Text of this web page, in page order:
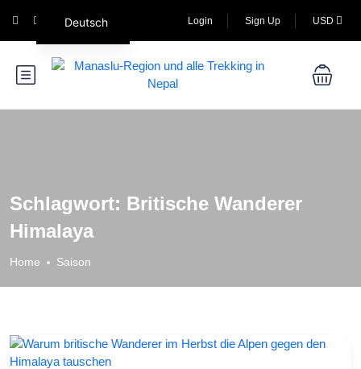
Login Sign Up USD
Schlagwort: Britische Wanderer
Himalaya
Home Saison
Deutsch